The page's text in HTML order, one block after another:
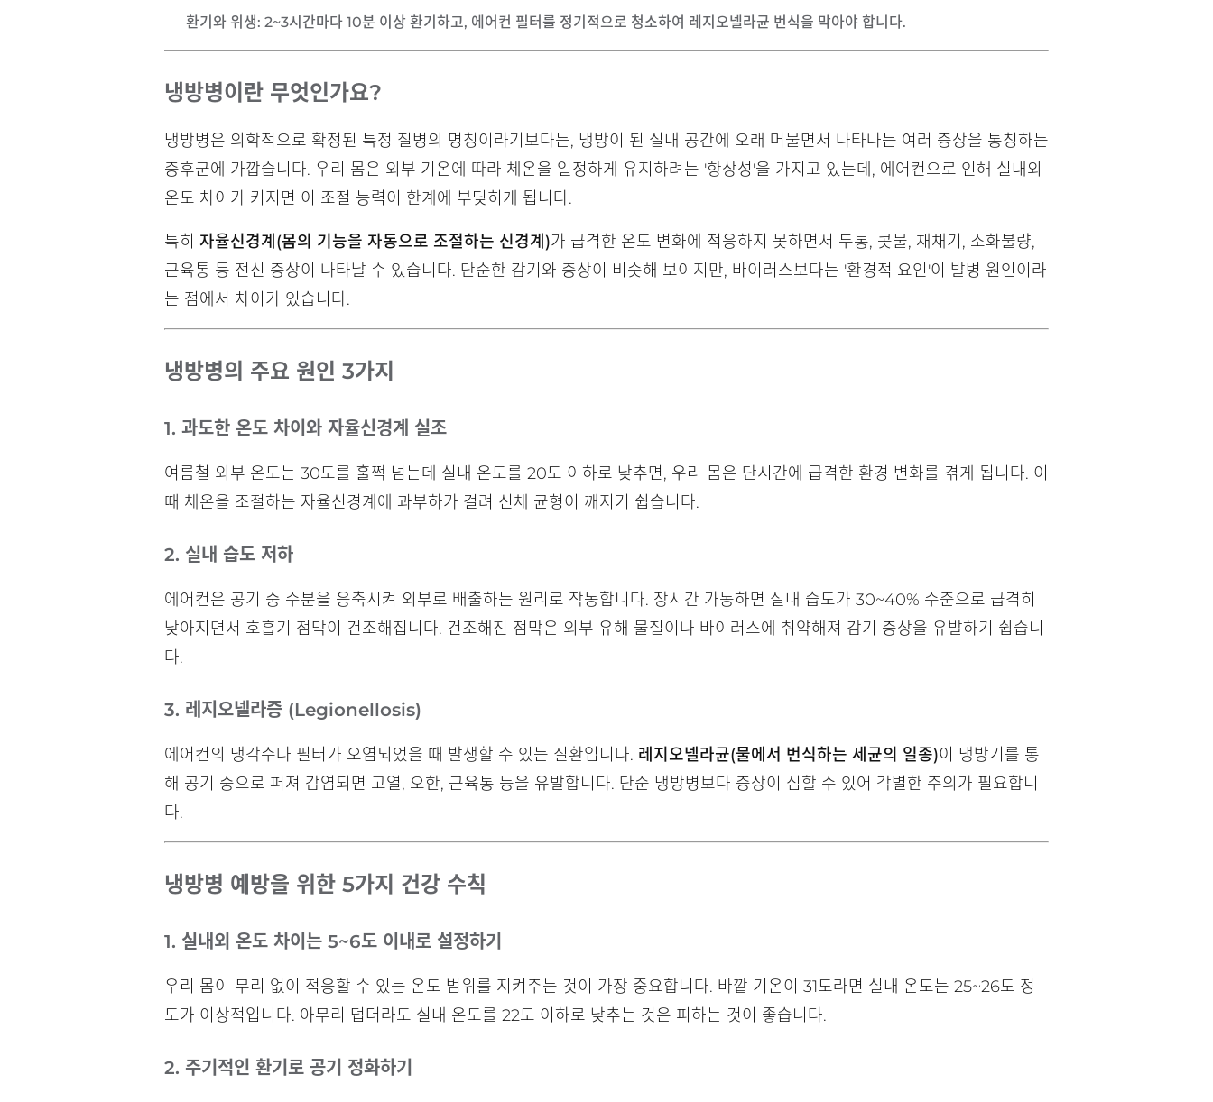
환기와 위생: 2~3시간마다 10분 이상 환기하고, 에어컨 필터를 정기적으로 청소하여 레지오넬라균 번식을 막아야 합니다.
냉방병이란 무엇인가요?
냉방병은 의학적으로 확정된 특정 질병의 명칭이라기보다는, 냉방이 된 실내 공간에 오래 머물면서 나타나는 여러 증상을 통칭하는
증후군에 가깝습니다. 우리 몸은 외부 기온에 따라 체온을 일정하게 유지하려는 '항상성'을 가지고 있는데, 에어컨으로 인해 실내외
온도 차이가 커지면 이 조절 능력이 한계에 부딪히게 됩니다.
특히 자율신경계(몸의 기능을 자동으로 조절하는 신경계)가 급격한 온도 변화에 적응하지 못하면서 두통, 콧물, 재채기, 소화불량,
근육통 등 전신 증상이 나타날 수 있습니다. 단순한 감기와 증상이 비슷해 보이지만, 바이러스보다는 '환경적 요인'이 발병 원인이라
는 점에서 차이가 있습니다.
냉방병의 주요 원인 3가지
1. 과도한 온도 차이와 자율신경계 실조
여름철 외부 온도는 30도를 훌쩍 넘는데 실내 온도를 20도 이하로 낮추면, 우리 몸은 단시간에 급격한 환경 변화를 겪게 됩니다. 이
때 체온을 조절하는 자율신경계에 과부하가 걸려 신체 균형이 깨지기 쉽습니다.
2. 실내 습도 저하
에어컨은 공기 중 수분을 응축시켜 외부로 배출하는 원리로 작동합니다. 장시간 가동하면 실내 습도가 30~40% 수준으로 급격히
낮아지면서 호흡기 점막이 건조해집니다. 건조해진 점막은 외부 유해 물질이나 바이러스에 취약해져 감기 증상을 유발하기 쉽습니
다.
3. 레지오넬라증 (Legionellosis)
에어컨의 냉각수나 필터가 오염되었을 때 발생할 수 있는 질환입니다. 레지오넬라균(물에서 번식하는 세균의 일종)이 냉방기를 통
해 공기 중으로 퍼져 감염되면 고열, 오한, 근육통 등을 유발합니다. 단순 냉방병보다 증상이 심할 수 있어 각별한 주의가 필요합니
다.
냉방병 예방을 위한 5가지 건강 수칙
1. 실내외 온도 차이는 5~6도 이내로 설정하기
우리 몸이 무리 없이 적응할 수 있는 온도 범위를 지켜주는 것이 가장 중요합니다. 바깥 기온이 31도라면 실내 온도는 25~26도 정
도가 이상적입니다. 아무리 덥더라도 실내 온도를 22도 이하로 낮추는 것은 피하는 것이 좋습니다.
2. 주기적인 환기로 공기 정화하기